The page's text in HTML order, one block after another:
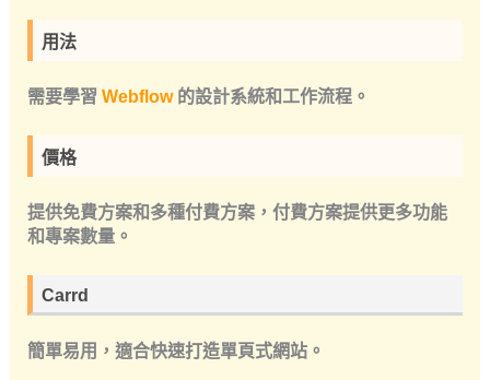
用法
需要學習 Webflow的設計系統和工作流程。
價格
提供免費方案和多種付費方案，付費方案提供更多功能
和專案數量。
Carrd
簡單易用，適合快速打造單頁式網站。